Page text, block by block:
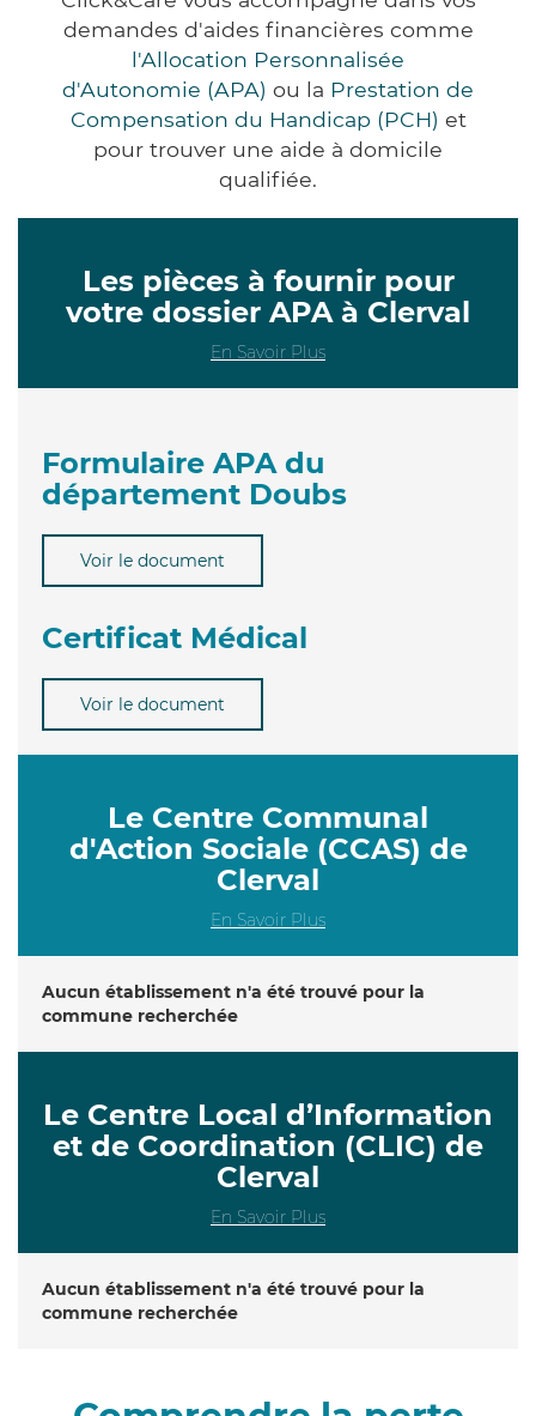
demandes d'aides financières comme
l'Allocation Personnalisée
d'Autonomie (APA) ou la Prestation de
Compensation du Handicap (PCH) et
pour trouver une aide à domicile
qualifiée.
Les pièces à fournir pour
votre dossier APA à Clerval
En Savoir Plus
Formulaire APA du
département Doubs
Voir le document
Certificat Médical
Voir le document
Le Centre Communal
d'Action Sociale (CCAS) de
Clerval
En Savoir Plus
Aucun établissement n'a été trouvé pour la
commune recherchée
Le Centre Local d’Information
et de Coordination (CLIC) de
Clerval
En Savoir Plus
Aucun établissement n'a été trouvé pour la
commune recherchée